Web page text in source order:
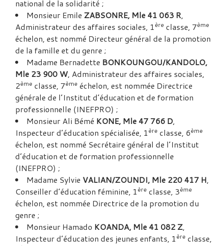
national de la solidarité ;
Monsieur Emile ZABSONRE, Mle 41 063 R,
Administrateur des affaires sociales, 1ère classe, 7ème
échelon, est nommé Directeur général de la promotion
de la famille et du genre ;
Madame Bernadette BONKOUNGOU/KANDOLO,
Mle 23 900 W, Administrateur des affaires sociales,
2ème classe, 7ème échelon, est nommée Directrice
générale de l’Institut d’éducation et de formation
professionnelle (INEFPRO) ;
Monsieur Ali Bémé KONE, Mle 47 766 D,
Inspecteur d’éducation spécialisée, 1ère classe, 6ème
échelon, est nommé Secrétaire général de l’Institut
d’éducation et de formation professionnelle
(INEFPRO) ;
Madame Sylvie VALIAN/ZOUNDI, Mle 220 417 H,
Conseiller d’éducation féminine, 1ère classe, 3ème
échelon, est nommée Directrice de la promotion du
genre ;
Monsieur Hamado KOANDA, Mle 41 082 Z,
Inspecteur d’éducation des jeunes enfants, 1ère classe,